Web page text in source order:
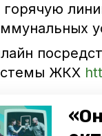
горячую
ЖКХ
с
д. 6.